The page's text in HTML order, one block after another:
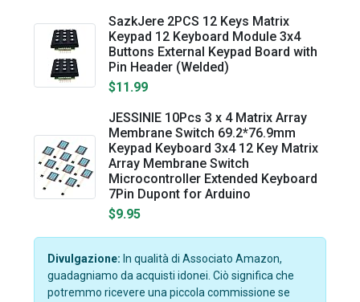
SazkJere 2PCS 12 Keys Matrix
Keypad 12 Keyboard Module 3x4
Buttons External Keypad Board with
Pin Header (Welded)
$11.99
JESSINIE 10Pcs 3 x 4 Matrix Array
Membrane Switch 69.2*76.9mm
Keypad Keyboard 3x4 12 Key Matrix
Array Membrane Switch
Microcontroller Extended Keyboard
7Pin Dupont for Arduino
$9.95
Divulgazione: In qualità di Associato Amazon,
guadagniamo da acquisti idonei. Ciò significa che
potremmo ricevere una piccola commissione se